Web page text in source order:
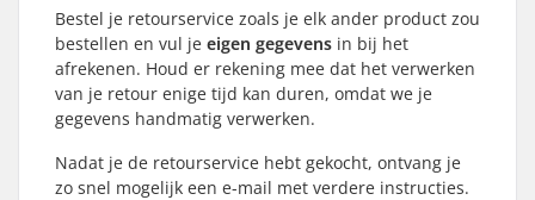
Bestel je retourservice zoals je elk ander product zou
bestellen en vul je eigen gegevens in bij het
afrekenen. Houd er rekening mee dat het verwerken
van je retour enige tijd kan duren, omdat we je
gegevens handmatig verwerken.
Nadat je de retourservice hebt gekocht, ontvang je
zo snel mogelijk een e-mail met verdere instructies.